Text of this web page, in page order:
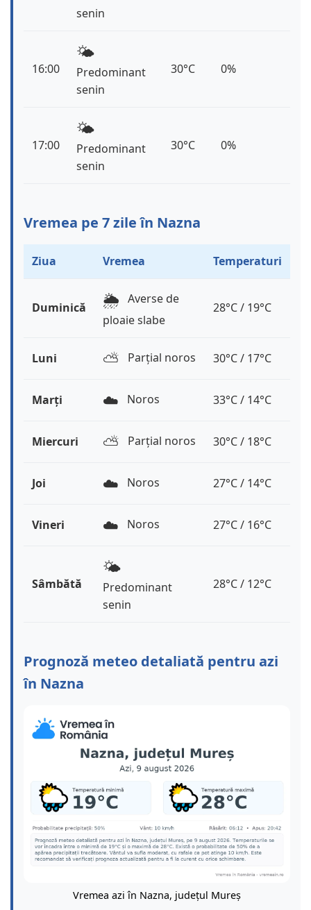
senin
16:00
🌤️
Predominant
senin
30°C 0%
17:00
🌤️
Predominant
senin
30°C 0%
Vremea pe 7 zile în Nazna
Ziua Vremea Temperaturi
Duminică 🌦️ Averse de
ploaie slabe
28°C / 19°C
Luni ⛅️ Parțial noros 30°C / 17°C
Marți ☁️ Noros 33°C / 14°C
Miercuri ⛅️ Parțial noros 30°C / 18°C
Joi ☁️ Noros 27°C / 14°C
Vineri ☁️ Noros 27°C / 16°C
Sâmbătă
🌤️
Predominant
senin
28°C / 12°C
Prognoză meteo detaliată pentru azi
în Nazna
Vremea azi în Nazna, județul Mureș